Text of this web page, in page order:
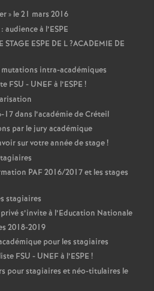
» le 21 mars 2016
audience à l’ESPE
STAGE ESPE DE L?ACADEMIE DE
intra-académiques
FSU - UNEFà l’ESPE !
dans l’académie de Créteil
par le jury académique
sur votre année de stage!
PAF2016/2017 et les stages
stagiaires
s’invite à l’Education Nationale
2018-2019
pour les stagiaires
FSU - UNEFà l’ESPE !
pour stagiaires et néo-titulaires le